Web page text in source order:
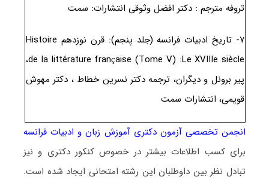
تروفه مترجم : دکتر افضل وثوقی انتشارات: سمت
۷- تاریخ ادبیات فرانسه (جلد پنجم): قرن نوزدهم Histoire
de la littérature française (Tome V) :Le XVIIIe siècle،
پیر برونل و دیگران، ترجمه دکتر نسرین خطاط ، دکتر مهوش
قویمی، انتشارات سمت
انجمن تخصصی آزمون دکتری آموزش زبان و ادبیات فرانسه
برای کسب اطلاعات بیشتر در خصوص کنکور دکتری و نیز
تبادل نظر بین داوطلبان این رشته امتحانی ایجاد شده است.